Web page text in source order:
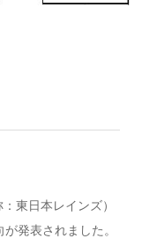
東日本レインズ）
発表されました。